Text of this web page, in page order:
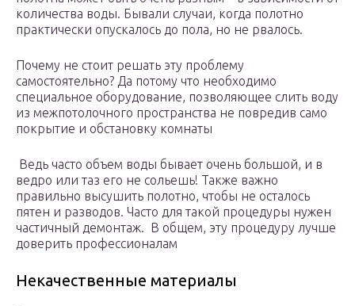
количества воды. Бывали случаи, когда полотно
практически опускалось до пола, но не рвалось.
Почему не стоит решать эту проблему
самостоятельно? Да потому что необходимо
специальное оборудование, позволяющее слить воду
из межпотолочного пространства не повредив само
покрытие и обстановку комнаты
Ведь часто объем воды бывает очень большой, и в
ведро или таз его не сольешь! Также важно
правильно высушить полотно, чтобы не осталось
пятен и разводов. Часто для такой процедуры нужен
частичный демонтаж. В общем, эту процедуру лучше
доверить профессионалам
Некачественные материалы